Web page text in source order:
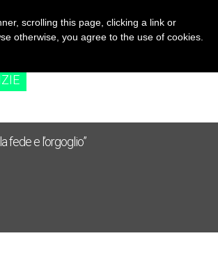
The Family’
fede e l’orgoglio”
scrolling this page, clicking a link or
otherwise, you agree to the use of cookies.